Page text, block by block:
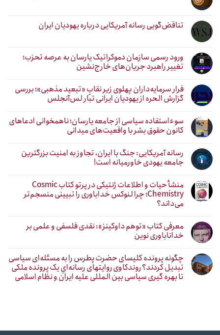
تناقض‌گویی رسانه آمریکایی درباره یهودیان ایران
ورود رسمی سازمان دموکراتیک یارسان به عرصه تحزب؛
تغییر راهبرد جریان‌های خارج‌نشین
فرار سرمایه‌داران پهلوی زیر نقابِ «تبعید مذهبی»؛ بررسی
گزارش الحره از یهودیان ایرانی تبار لس‌آنجلس
سوءاستفاده سیاسی از جامعه یارسان؛ ناهمخوانی ادعاهای
کانون حقوق بشر با واقعیت‌های میدانی
رسانه آمریکایی: جنگ با ایران، تجاوز به امنیت بزرگترین
جامعه یهودی خاورمیانه است!
منشأ حیات و اطلاعات ژنتیکی در پرتو کتاب Cosmic
Chemistry؛ چرا لنوکس خداباوری را تبیینی منسجم‌تر
می‌داند؟
معرفی کتاب «توهم داوکینز»: نقدی فلسفی و علمی بر
خداناباوری نوین
چگونه پرونده کلیسای حضرت پطرس را به مسئله‌ای سیاسی
تبدیل کردند؟ روندکاوی روایتهای رسانه‌ایِ یک پرونده ملکی
تا بهره گیری سیاسی بین المللی علیه ایران و نظام اسلامی